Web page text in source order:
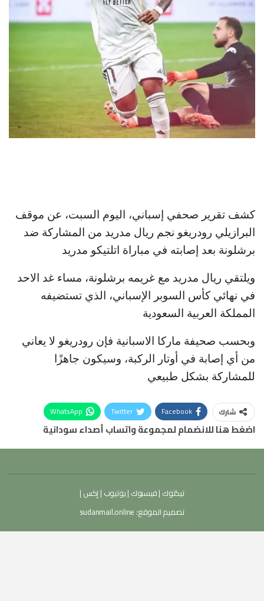
كشف تقرير صحفي إسباني، اليوم السبت، عن موقف
البرازيلي رودريغو نجم ريال مدريد من المشاركة ضد
برشلونة بعد إصابته في مباراة اتلتيكو مدريد
ويلتقي ريال مدريد مع غريمه برشلونة، مساء غد الاحد
في نهائي كأس السوبر الإسباني، الذي تستضيفه
المملكة العربية السعودية
وبحسب صحيفة ماركا الاسبانية فإن رودريغو لا يعاني
من أي إصابة في أوتار الركبة، وسيكون جاهزًا
للمشاركة بشكل طبيعي
شارك Facebook
Twitter
WhatsApp
اضغط هنا للانضمام لمجموعة واتساب أصداء سودانية
تيكتوك |فيسبوك |يوتيوب |إكس |
تصميم الموقع: sudanmail.online